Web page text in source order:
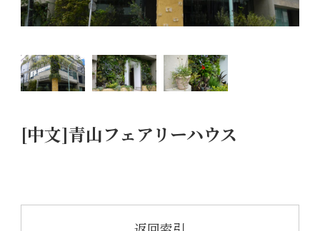
[中文]青山フェアリーハウス